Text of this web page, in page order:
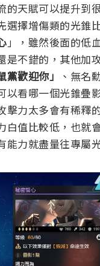
的天賦可以提升到
選擇增傷類的光錐
」，雖然後面的低
是不錯的， 其他加
歡迎你」
、無名
以看哪一個光錐疊
擊力太多會有稀釋
白值比較低，也就
能力就盡量往專屬